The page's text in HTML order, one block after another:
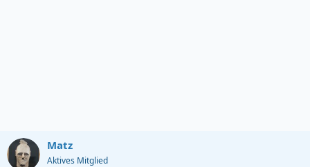
Matz
Aktives Mitglied